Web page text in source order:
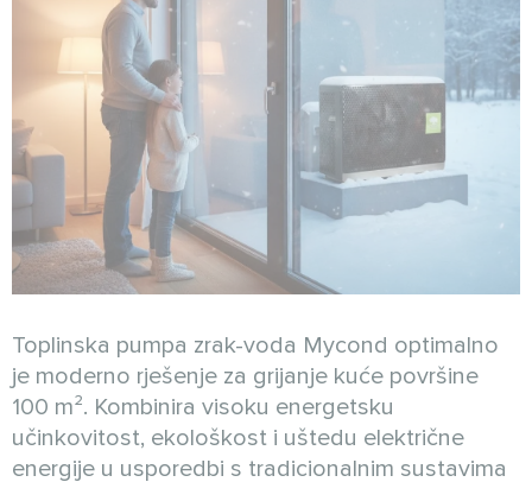
Toplinska pumpa zrak-voda Mycond optimalno
je moderno rješenje za grijanje kuće površine
100 m². Kombinira visoku energetsku
učinkovitost, ekološkost i uštedu električne
energije u usporedbi s tradicionalnim sustavima